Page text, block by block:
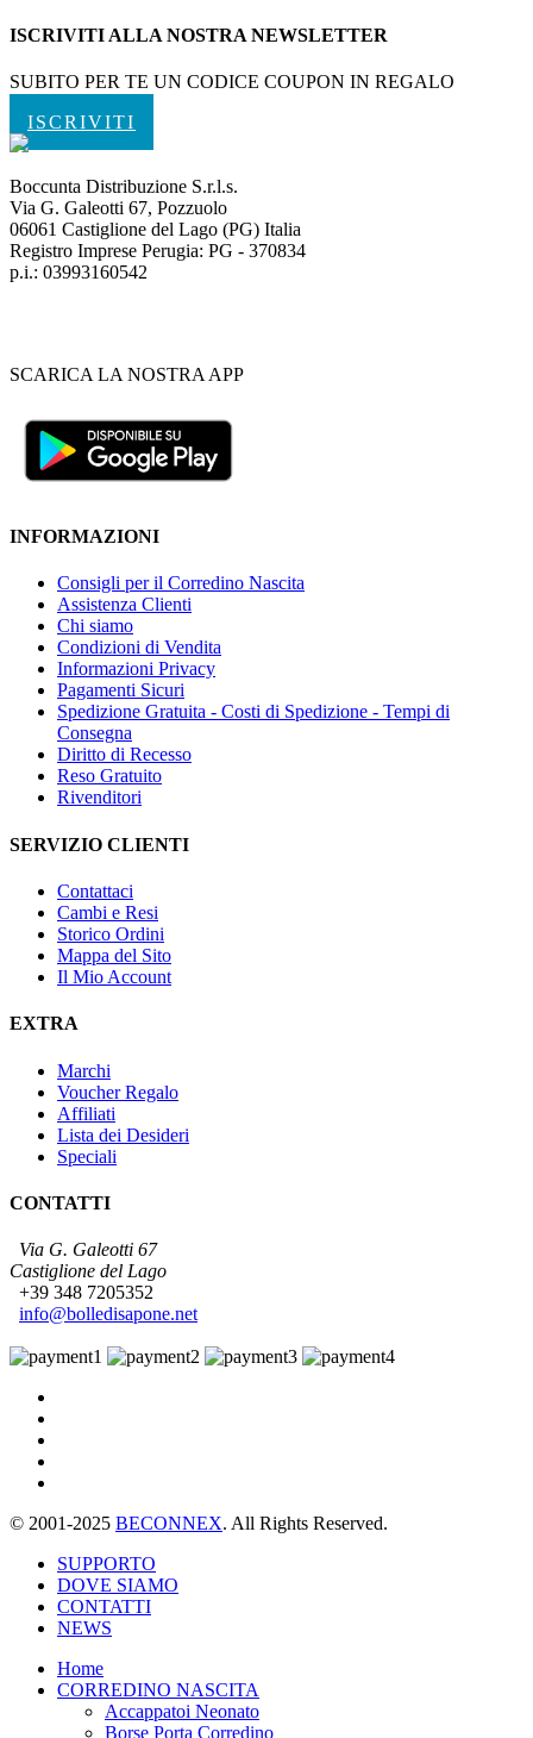
ISCRIVITI ALLA NOSTRA NEWSLETTER
SUBITO PER TE UN CODICE COUPON IN REGALO
ISCRIVITI
Boccunta Distribuzione S.r.l.s.
Via G. Galeotti 67, Pozzuolo
06061 Castiglione del Lago (PG) Italia
Registro Imprese Perugia: PG - 370834
p.i.: 03993160542
SCARICA LA NOSTRA APP
INFORMAZIONI
Consigli per il Corredino Nascita
Assistenza Clienti
Chi siamo
Condizioni di Vendita
Informazioni Privacy
Pagamenti Sicuri
Spedizione Gratuita - Costi di Spedizione - Tempi di
Consegna
Diritto di Recesso
Reso Gratuito
Rivenditori
SERVIZIO CLIENTI
Contattaci
Cambi e Resi
Storico Ordini
Mappa del Sito
Il Mio Account
EXTRA
Marchi
Voucher Regalo
Affiliati
Lista dei Desideri
Speciali
CONTATTI
Via G. Galeotti 67
Castiglione del Lago
+39 348 7205352
info@bolledisapone.net
© 2001-2025 BECONNEX. All Rights Reserved.
SUPPORTO
DOVE SIAMO
CONTATTI
NEWS
Home
CORREDINO NASCITA
Accappatoi Neonato
Borse Porta Corredino